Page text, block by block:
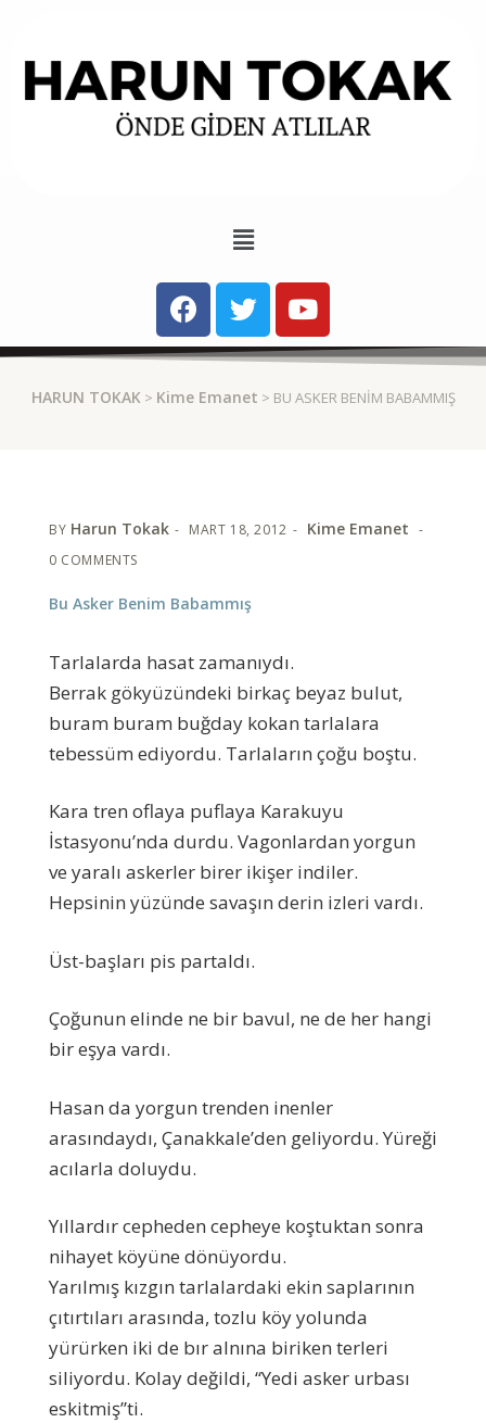
HARUN TOKAK > Kime Emanet > BU ASKER BENIM BABAMMIŞ
BY Harun Tokak MART 18, 2012 Kime Emanet
0 COMMENTS
Bu Asker Benim Babammış
Tarlalarda hasat zamanıydı.
Berrak gökyüzündeki birkaç beyaz bulut,
buram buram buğday kokan tarlalara
tebessüm ediyordu. Tarlaların çoğu boştu.
Kara tren oflaya puflaya Karakuyu
İstasyonu’nda durdu. Vagonlardan yorgun
ve yaralı askerler birer ikişer indiler.
Hepsinin yüzünde savaşın derin izleri vardı.
Üst-başları pis partaldı.
Çoğunun elinde ne bir bavul, ne de her hangi
bir eşya vardı.
Hasan da yorgun trenden inenler
arasındaydı, Çanakkale’den geliyordu. Yüreği
acılarla doluydu.
Yıllardır cepheden cepheye koştuktan sonra
nihayet köyüne dönüyordu.
Yarılmış kızgın tarlalardaki ekin saplarının
çıtırtıları arasında, tozlu köy yolunda
yürürken iki de bır alnına biriken terleri
siliyordu. Kolay değildi, “Yedi asker urbası
eskitmiş”ti.